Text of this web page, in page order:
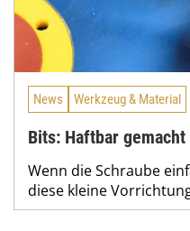
News Werkzeug & Material
Bits: Haftbar gemacht
Wenn die Schraube
diese kleine